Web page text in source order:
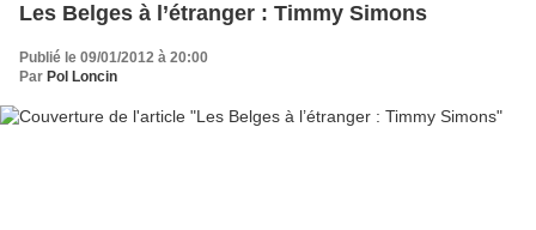
Les Belges à l’étranger : Timmy Simons
Publié le 09/01/2012 à 20:00
Par Pol Loncin